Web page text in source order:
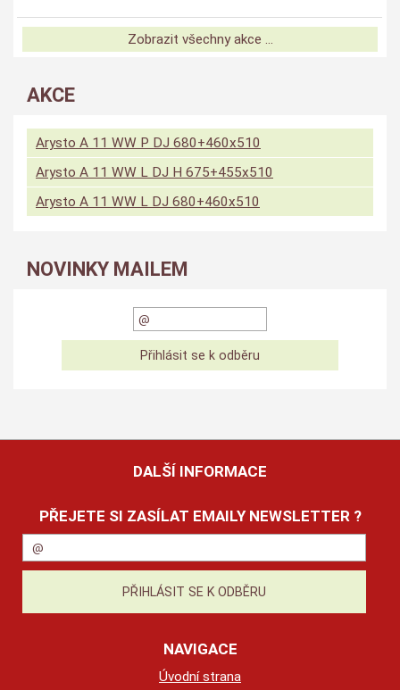
Zobrazit všechny akce ...
AKCE
Arysto A 11 WW P DJ 680+460x510
Arysto A 11 WW L DJ H 675+455x510
Arysto A 11 WW L DJ 680+460x510
NOVINKY MAILEM
DALŠÍ INFORMACE
PŘEJETE SI ZASÍLAT EMAILY NEWSLETTER ?
NAVIGACE
Úvodní strana